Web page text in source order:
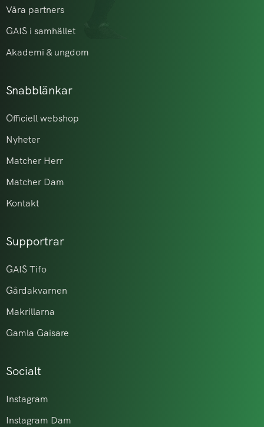
Våra partners
GAIS i samhället
Akademi & ungdom
Snabblänkar
Officiell webshop
Nyheter
Matcher Herr
Matcher Dam
Kontakt
Supportrar
GAIS Tifo
Gårdakvarnen
Makrillarna
Gamla Gaisare
Socialt
Instagram
Instagram Dam